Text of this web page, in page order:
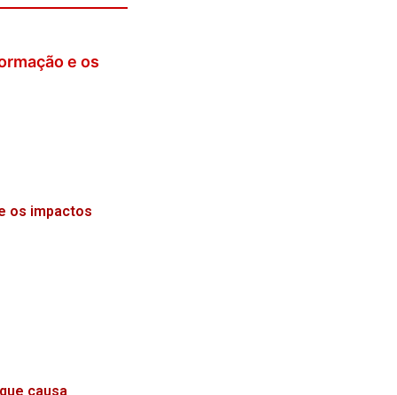
prisão de